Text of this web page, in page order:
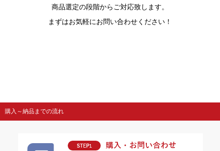
商品選定の段階からご対応致します。
まずはお気軽にお問い合わせください！
購入～納品までの流れ